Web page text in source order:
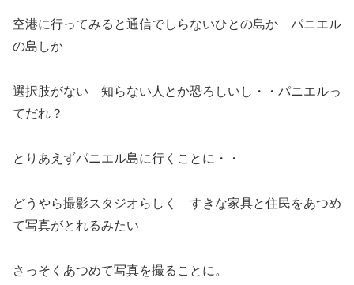
空港に行ってみると通信でしらないひとの島か パニエル
の島しか
選択肢がない 知らない人とか恐ろしいし・・パニエルっ
てだれ？
とりあえずパニエル島に行くことに・・
どうやら撮影スタジオらしく すきな家具と住民をあつめ
て写真がとれるみたい
さっそくあつめて写真を撮ることに。